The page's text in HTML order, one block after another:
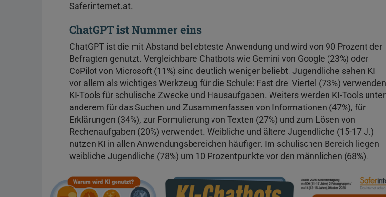
Saferinternet.at.
ChatGPT ist Nummer eins
ChatGPT ist die mit Abstand beliebteste Anwendung und wird von 90 Prozent der
Befragten genutzt. Vergleichbare Chatbots wie Gemini von Google (23%) oder
CoPilot von Microsoft (11%) sind deutlich weniger beliebt. Jugendliche sehen KI
vor allem als wichtiges Werkzeug für die Schule: Fast drei Viertel (73%) verwenden
KI-Tools für schulische Zwecke und Hausaufgaben. Weiters werden KI-Tools unter
anderem für das Suchen und Zusammenfassen von Informationen (47%), für
Erklärungen (34%), zur Formulierung von Texten (27%) und zum Lösen von
Rechenaufgaben (20%) verwendet. Weibliche und ältere Jugendliche (15-17 J.)
nutzen KI in allen Anwendungsbereichen häufiger. Im schulischen Bereich liegen
weibliche Jugendliche (78%) um 10 Prozentpunkte vor den männlichen (68%).